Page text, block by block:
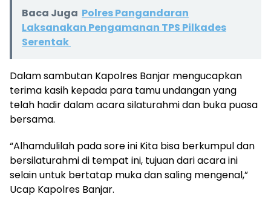
Baca Juga Polres Pangandaran
Laksanakan Pengamanan TPS Pilkades
Serentak
Dalam sambutan Kapolres Banjar mengucapkan
terima kasih kepada para tamu undangan yang
telah hadir dalam acara silaturahmi dan buka puasa
bersama.
“Alhamdulilah pada sore ini Kita bisa berkumpul dan
bersilaturahmi di tempat ini, tujuan dari acara ini
selain untuk bertatap muka dan saling mengenal,”
Ucap Kapolres Banjar.